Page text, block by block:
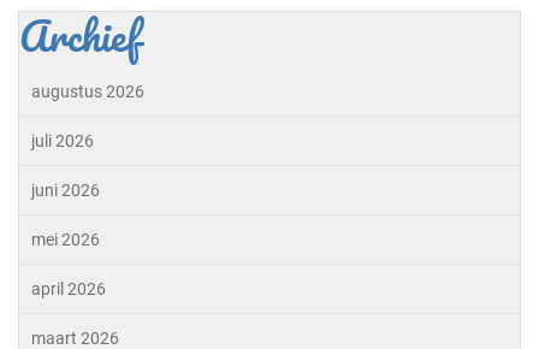
Archief
augustus 2026
juli 2026
juni 2026
mei 2026
april 2026
maart 2026